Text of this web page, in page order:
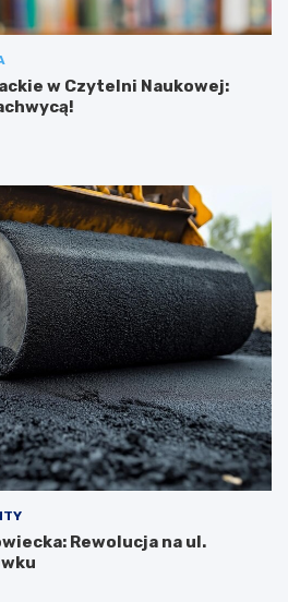
w Czytelni Naukowej:
Rewolucja na ul.